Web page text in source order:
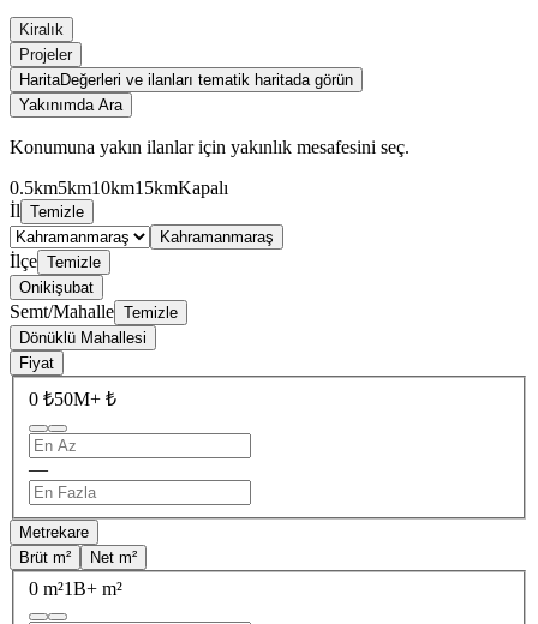
Kiralık
Projeler
HaritaDeğerleri ve ilanları tematik haritada görün
Yakınımda Ara
Konumuna yakın ilanlar için yakınlık mesafesini seç.
0.5km5km10km15kmKapalı
İl Temizle
Kahramanmaraş
İlçe Temizle
Onikişubat
Semt/Mahalle Temizle
Dönüklü Mahallesi
Fiyat
0 ₺50M+ ₺
—
Metrekare
Brüt m²
Net m²
0 m²1B+ m²